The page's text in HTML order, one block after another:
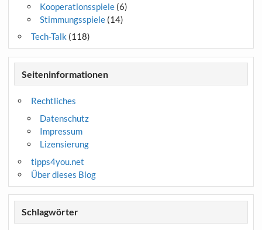
Kooperationsspiele(6)
Stimmungsspiele(14)
Tech-Talk (118)
Seiteninformationen
Rechtliches
Datenschutz
Impressum
Lizensierung
tipps4you.net
Über dieses Blog
Schlagwörter